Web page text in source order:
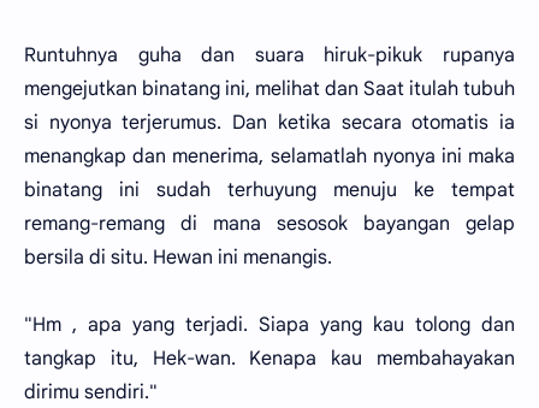
Runtuhnya guha dan suara hiruk-pikuk rupanya
mengejutkan binatang ini, melihat dan Saat itulah tubuh
si nyonya terjerumus. Dan ketika secara otomatis ia
menangkap dan menerima, selamatlah nyonya ini maka
binatang ini sudah terhuyung menuju ke tempat
remang-remang di mana sesosok bayangan gelap
bersila di situ. Hewan ini menangis.
"Hm , apa yang terjadi. Siapa yang kau tolong dan
tangkap itu, Hek-wan. Kenapa kau membahayakan
dirimu sendiri."